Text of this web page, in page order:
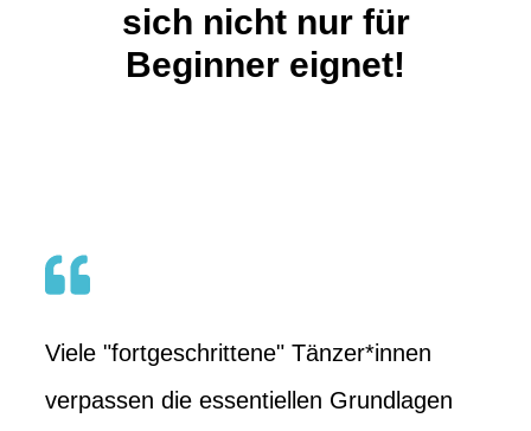
sich nicht nur für
Beginner eignet!
Viele "fortgeschrittene" Tänzer*innen
verpassen die essentiellen Grundlagen